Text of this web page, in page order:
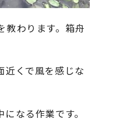
教わります。箱舟
近くで風を感じな
なる作業です。